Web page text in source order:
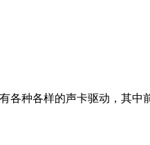
种各样的声卡驱动，其